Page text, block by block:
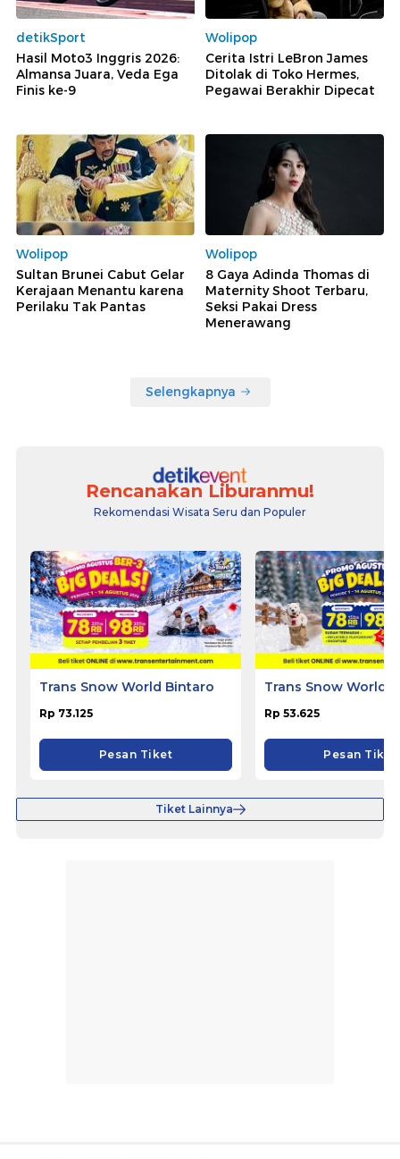
detikSport
Hasil Moto3 Inggris 2026:
Almansa Juara, Veda Ega
Finis ke-9
Wolipop
Cerita Istri LeBron James
Ditolak di Toko Hermes,
Pegawai Berakhir Dipecat
Wolipop
Sultan Brunei Cabut Gelar
Kerajaan Menantu karena
Perilaku Tak Pantas
Wolipop
8 Gaya Adinda Thomas di
Maternity Shoot Terbaru,
Seksi Pakai Dress
Menerawang
Selengkapnya
Rencanakan Liburanmu!
Rekomendasi Wisata Seru dan Populer
Trans Snow World Bintaro
Rp 73.125
Pesan Tiket
Trans Snow World
Rp 53.625
Pesan Tiket
Tiket Lainnya